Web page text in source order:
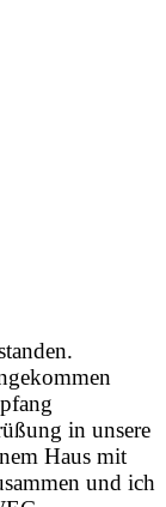
in unsere
Haus mit
und ich